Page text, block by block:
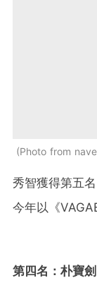
Photo from
秀智獲得第五
今年以《
第四名：朴寶劍